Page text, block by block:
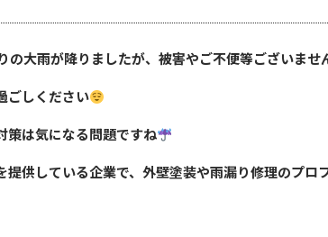
の大雨が降りましたが、被害やご不便等ございませ
ごしください
策は気になる問題ですね
供している企業で、外壁塗装や雨漏り修理のプロ